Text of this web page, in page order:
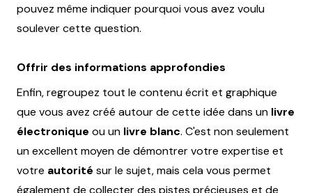
pouvez même indiquer pourquoi vous avez voulu
soulever cette question.
Offrir des informations approfondies
Enfin, regroupez tout le contenu écrit et graphique
que vous avez créé autour de cette idée dans un livre
électronique ou un livre blanc. C'est non seulement
un excellent moyen de démontrer votre expertise et
votre autorité sur le sujet, mais cela vous permet
également de collecter des pistes précieuses et de